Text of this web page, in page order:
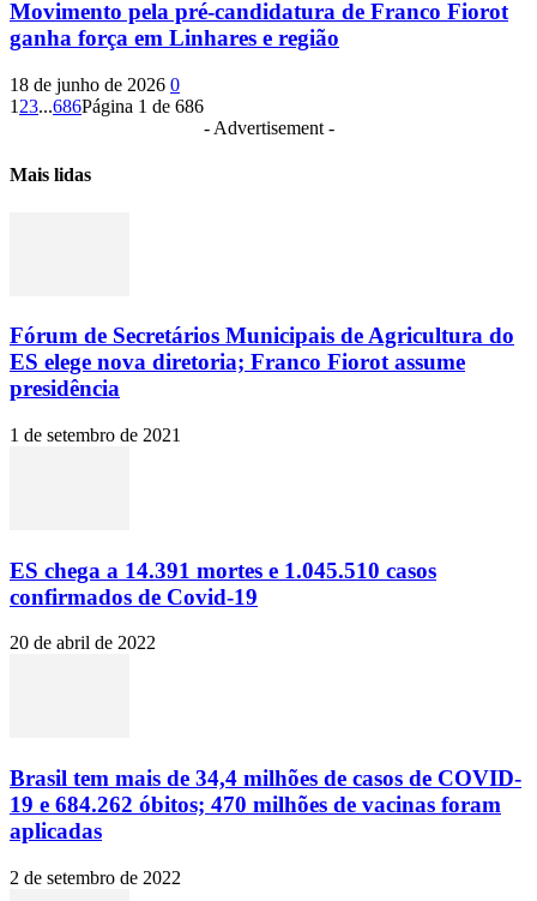
Movimento pela pré-candidatura de Franco Fiorot
ganha força em Linhares e região
18 de junho de 2026 0
1 23...686Página 1 de 686
- Advertisement -
Mais lidas
Fórum de Secretários Municipais de Agricultura do
ES elege nova diretoria; Franco Fiorot assume
presidência
1 de setembro de 2021
ES chega a 14.391 mortes e 1.045.510 casos
confirmados de Covid-19
20 de abril de 2022
Brasil tem mais de 34,4 milhões de casos de COVID-
19 e 684.262 óbitos; 470 milhões de vacinas foram
aplicadas
2 de setembro de 2022